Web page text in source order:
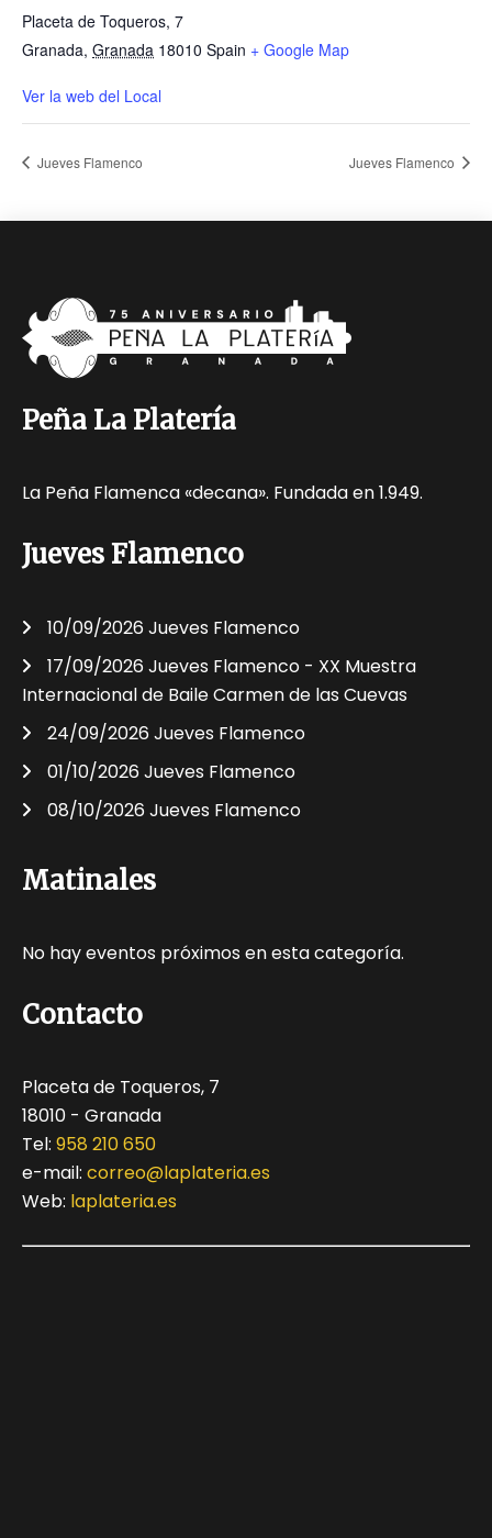
Placeta de Toqueros, 7
Granada, Granada 18010 Spain + Google Map
Ver la web del Local
Jueves Flamenco Jueves Flamenco
Peña La Platería
La Peña Flamenca «decana». Fundada en 1.949.
Jueves Flamenco
10/09/2026 Jueves Flamenco
17/09/2026 Jueves Flamenco - XX Muestra
Internacional de Baile Carmen de las Cuevas
24/09/2026 Jueves Flamenco
01/10/2026 Jueves Flamenco
08/10/2026 Jueves Flamenco
Matinales
No hay eventos próximos en esta categoría.
Contacto
Placeta de Toqueros, 7
18010 - Granada
Tel: 958 210 650
e-mail: correo@laplateria.es
Web: laplateria.es